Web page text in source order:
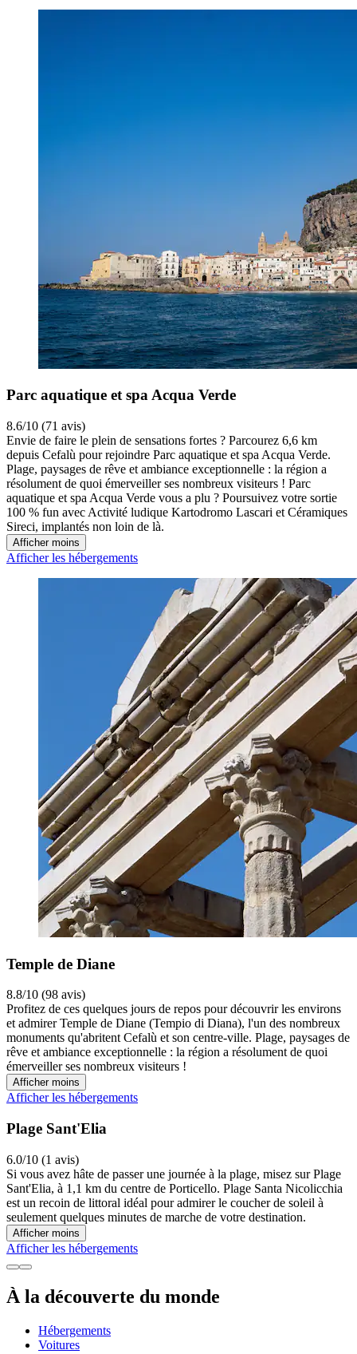
Parc aquatique et spa Acqua Verde
8.6/10 (71 avis)
Envie de faire le plein de sensations fortes ? Parcourez 6,6 km
depuis Cefalù pour rejoindre Parc aquatique et spa Acqua Verde.
Plage, paysages de rêve et ambiance exceptionnelle : la région a
résolument de quoi émerveiller ses nombreux visiteurs ! Parc
aquatique et spa Acqua Verde vous a plu ? Poursuivez votre sortie
100 % fun avec Activité ludique Kartodromo Lascari et Céramiques
Sireci, implantés non loin de là.
Afficher moins
Afficher les hébergements
Temple de Diane
8.8/10 (98 avis)
Profitez de ces quelques jours de repos pour découvrir les environs
et admirer Temple de Diane (Tempio di Diana), l'un des nombreux
monuments qu'abritent Cefalù et son centre-ville. Plage, paysages de
rêve et ambiance exceptionnelle : la région a résolument de quoi
émerveiller ses nombreux visiteurs !
Afficher moins
Afficher les hébergements
Plage Sant'Elia
6.0/10 (1 avis)
Si vous avez hâte de passer une journée à la plage, misez sur Plage
Sant'Elia, à 1,1 km du centre de Porticello. Plage Santa Nicolicchia
est un recoin de littoral idéal pour admirer le coucher de soleil à
seulement quelques minutes de marche de votre destination.
Afficher moins
Afficher les hébergements
À la découverte du monde
Hébergements
Voitures